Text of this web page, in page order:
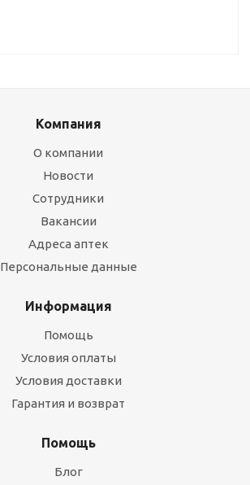
Компания
О компании
Новости
Сотрудники
Вакансии
Адреса аптек
Персональные данные
Информация
Помощь
Условия оплаты
Условия доставки
Гарантия и возврат
Помощь
Блог